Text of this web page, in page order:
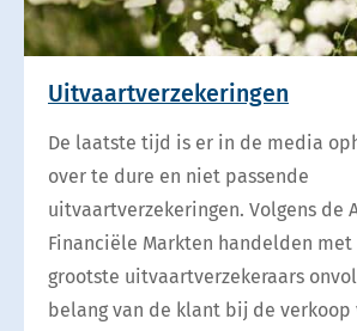
Uitvaartverzekeringen
De laatste tijd is er in de media
over te dure en niet passende
uitvaartverzekeringen. Volgens de
Financiële Markten handelden
grootste uitvaartverzekeraars
belang van de klant bij de verkoop